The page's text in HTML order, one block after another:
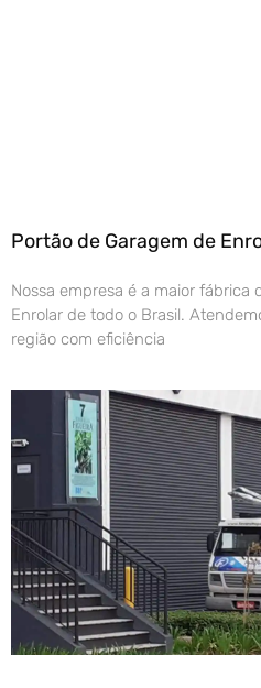
Portão de Garagem de
Nossa empresa é a maior fábrica
Enrolar de todo o Brasil.
região com eficiência